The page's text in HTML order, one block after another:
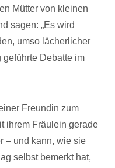
Mütter von kleinen
sagen: „Es wird
umso lächerlicher
Debatte im
Freundin zum
ihrem Fräulein gerade
– und kann, wie sie
selbst bemerkt hat,